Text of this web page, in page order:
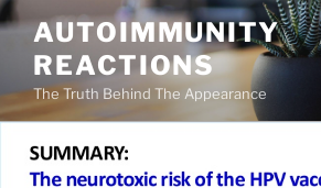
Salta
contenuto
AUTOIMMUNITY
REACTIONS
The Truth Behind The Appearance